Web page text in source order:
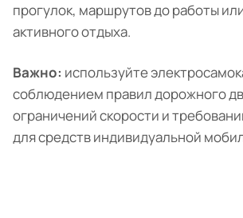
прогулок, маршрутов до работы
активного отдыха.
Важно: используйте
соблюдением правил дорожного
ограничений скорости и
для средств индивидуальной